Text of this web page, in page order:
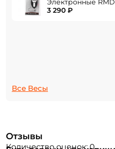
Электронные
3 290 ₽
Все Весы
Отзывы
Количество оценок: 0